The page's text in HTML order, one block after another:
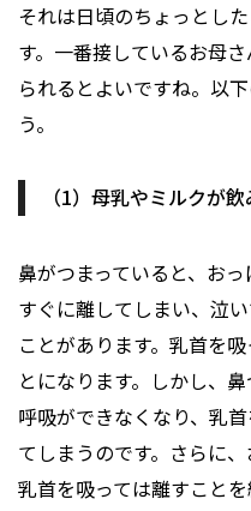
それは日頃のちょっとし
す。一番接しているお母
られるとよいですね。以
う。
（1）母乳やミルクが
鼻がつまっていると、お
すぐに離してしまい、泣
ことがあります。乳首を
とになります。しかし、
呼吸ができなくなり、乳
てしまうのです。さらに
乳首を吸っては離すこと